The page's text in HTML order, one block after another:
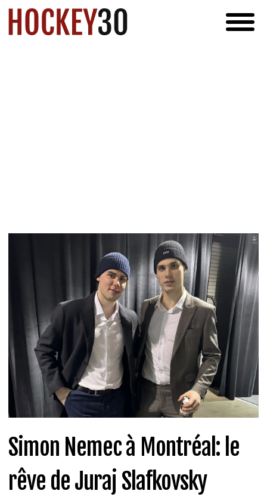
Simon Nemec à Montréal: le
rêve de Juraj Slafkovsky